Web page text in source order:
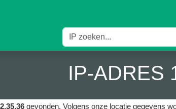
IP-ADRES
gevonden. Volgens onze locatie gegevens